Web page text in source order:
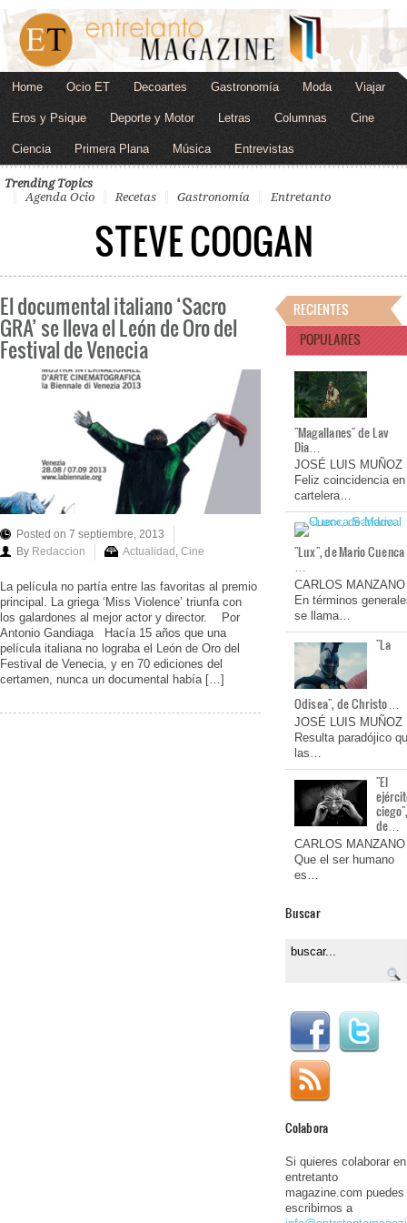
Home Ocio ET Decoartes Gastronomía Moda Viajar
Eros y Psique Deporte y Motor Letras Columnas Cine
Ciencia Primera Plana Música Entrevistas
Trending Topics
Agenda Ocio
Recetas Gastronomía Entretanto
STEVE COOGAN
El documental italiano ‘Sacro
GRA’ se lleva el León de Oro del
Festival de Venecia
Posted on 7 septiembre, 2013
By Redaccion Actualidad, Cine
La película no partía entre las favoritas al premio
principal. La griega ‘Miss Violence’ triunfa con
los galardones al mejor actor y director. Por
Antonio Gandiaga Hacía 15 años que una
película italiana no lograba el León de Oro del
Festival de Venecia, y en 70 ediciones del
certamen, nunca un documental había […]
RECIENTES
POPULARES
"Magallanes" de Lav
Dia…
JOSÉ LUIS MUÑOZ
Feliz coincidencia en
cartelera…
"Lux", de Mario Cuenca
…
CARLOS MANZANO
En términos
se llama…
"La
Odisea", de Christo…
JOSÉ LUIS MUÑOZ
Resulta paradójico
las…
"El
de…
CARLOS MANZANO
Que el ser humano
es…
Buscar
Colabora
Si quieres colaborar en
entretanto
magazine.com puedes
escribirnos a